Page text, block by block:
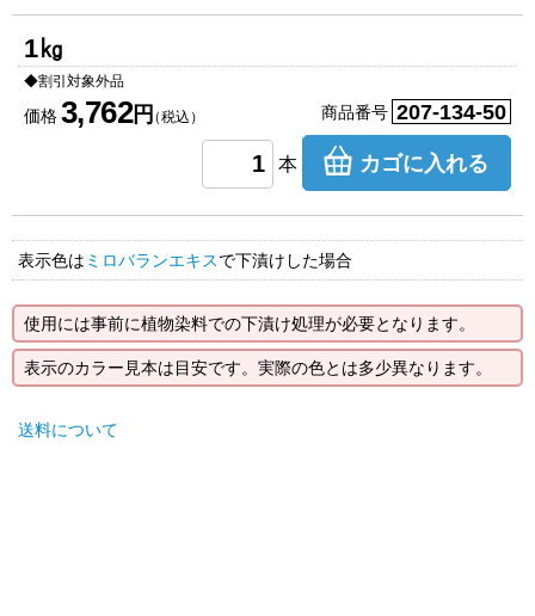
1㎏
◆割引対象外品
価格3,762円（税込） 商品番号 207-134-50
本 カゴに入れる
表示色は ミロバランエキスで下漬けした場合
使用には事前に植物染料での下漬け処理が必要となります。
表示のカラー見本は目安です。実際の色とは多少異なります。
送料について